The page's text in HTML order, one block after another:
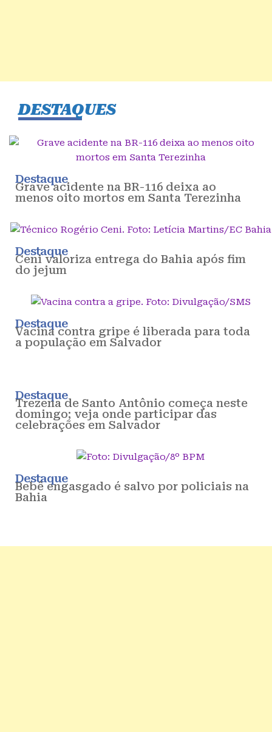
DESTAQUES
Destaque
Grave acidente na BR-116 deixa ao
menos oito mortos em Santa Terezinha
Destaque
Ceni valoriza entrega do Bahia após fim
do jejum
Destaque
Vacina contra gripe é liberada para toda
a população em Salvador
Destaque
Trezena de Santo Antônio começa neste
domingo; veja onde participar das
celebrações em Salvador
Destaque
Bebê engasgado é salvo por policiais na
Bahia